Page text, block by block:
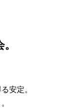
安定。